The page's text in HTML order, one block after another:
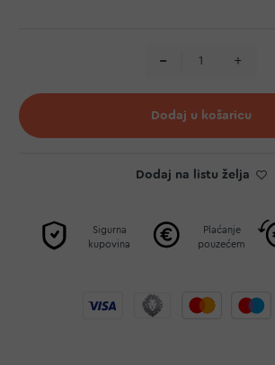
Dodaj u košaricu
Dodaj na listu želja
Sigurna
kupovina
Plaćanje
pouzećem